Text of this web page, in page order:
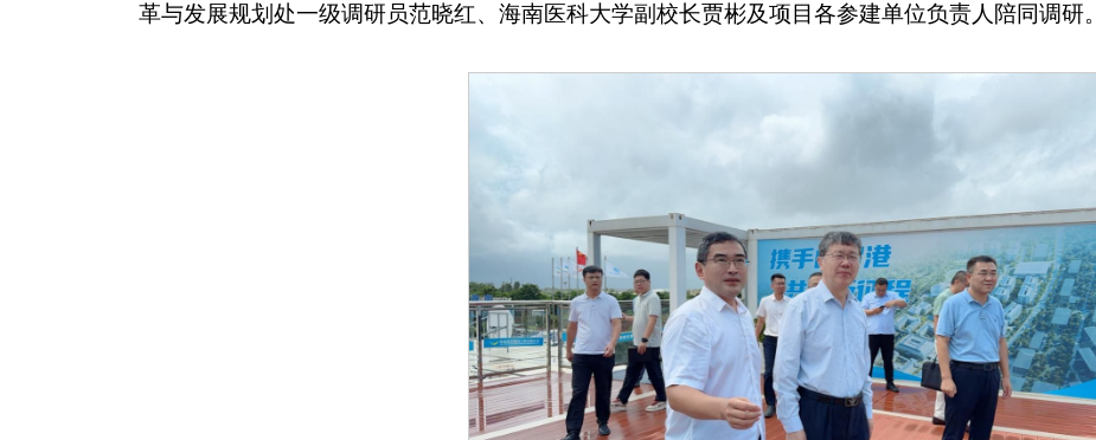
革与发展规划处一级调研员范晓红、海南医科大学副校长贾彬及项目各参建单位负责人陪同调研。